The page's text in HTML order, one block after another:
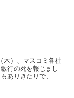
木）、マスコミ各社
行の死を報じまし
ありきたりで、